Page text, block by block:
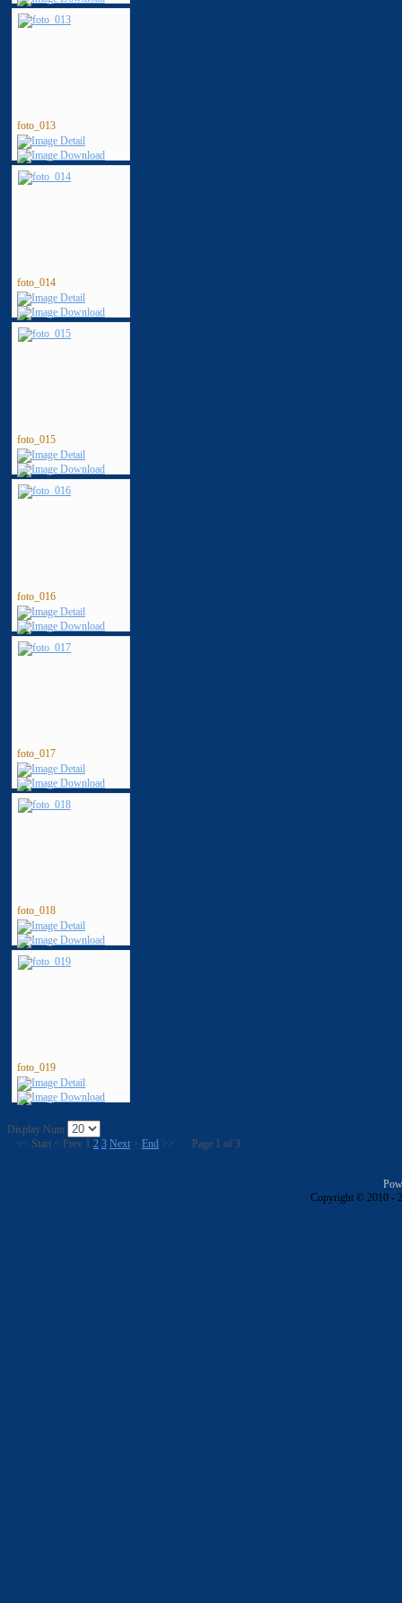
foto_013
foto_014
foto_015
foto_016
foto_017
foto_018
foto_019
Display Num
<< Start < Prev 1 2 3 Next > End >> Page 1 of 3
Copyright © 2010 -